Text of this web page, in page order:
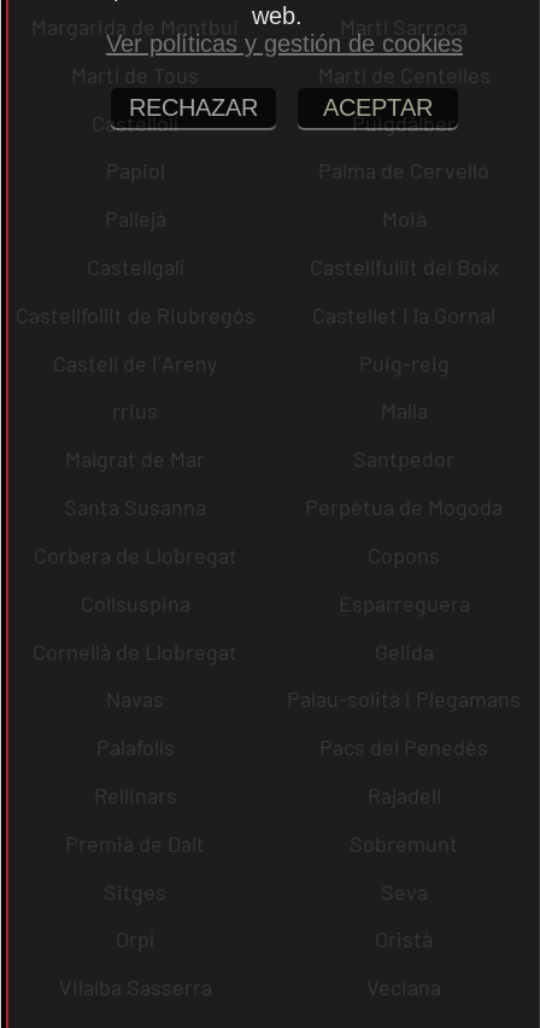
Margarida de Montbui
Martí Sarroca
Martí de Tous
Martí de Centelles
Castellolí
Puigdàlber
Papiol
Palma de Cervelló
Pallejà
Moià
Castellgalí
Castellfullit del Boix
Castellfollit de Riubregós
Castellet i la Gornal
Castell de l´Areny
Puig-reig
rrius
Malla
Malgrat de Mar
Santpedor
Santa Susanna
Perpètua de Mogoda
Corbera de Llobregat
Copons
Collsuspina
Esparreguera
Cornellà de Llobregat
Gelida
Navas
Palau-solità i Plegamans
Palafolls
Pacs del Penedès
Rellinars
Rajadell
Premià de Dalt
Sobremunt
Sitges
Seva
Orpí
Oristà
Vilalba Sasserra
Veciana
web.
Ver políticas y gestión de cookies
RECHAZAR ACEPTAR